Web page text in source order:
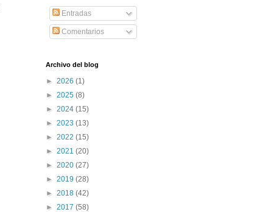
Entradas
Comentarios
Archivo del blog
► 2026 (1)
► 2025 (8)
► 2024 (15)
► 2023 (13)
► 2022 (15)
► 2021 (20)
► 2020 (27)
► 2019 (28)
► 2018 (42)
► 2017 (58)